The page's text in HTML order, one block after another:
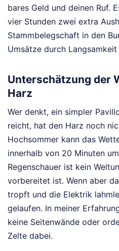
bares Geld und deinen Ruf.
vier Stunden zwei extra
Stammbelegschaft in den
Umsätze durch
Unterschätzung der
Harz
Wer denkt, ein simpler
reicht, hat den Harz noch
Hochsommer kann das
innerhalb von 20 Minuten
Regenschauer ist kein
vorbereitet ist. Wenn aber
tropft und die Elektrik
gelaufen. In meiner
keine Seitenwände oder
Zelte dabei.